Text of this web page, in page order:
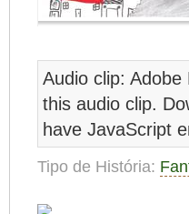
Audio clip:
this audio clip.
have JavaScript
Tipo de História: